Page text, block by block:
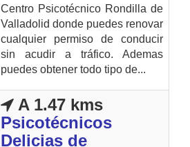
Centro Psicotécnico Rondilla de
Valladolid donde puedes renovar
cualquier permiso de conducir
sin acudir a tráfico. Ademas
puedes obtener todo tipo de...
A 1.47 kms
Psicotécnicos
Delicias de